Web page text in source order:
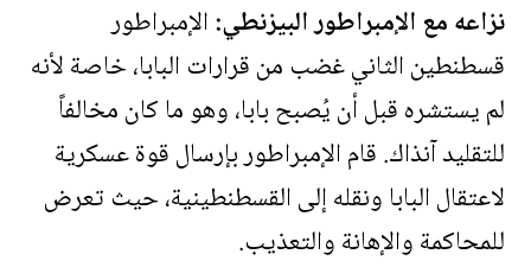
نزاعه مع الإمبراطور البيزنطي:الإمبراطور
قسطنطين الثاني غضب من قرارات البابا، خاصة لأنه
لم يستشره قبل أن يُصبح بابا، وهو ما كان مخالفاً
للتقليد آنذاك. قام الإمبراطور بإرسال قوة عسكرية
لاعتقال البابا ونقله إلى القسطنطينية، حيث تعرض
للمحاكمة والإهانة والتعذيب.